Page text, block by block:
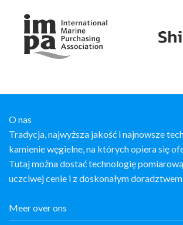
O nas
Tradycja, najwyższa jakość i najnowsze
kamienie węgielne, na których opiera się
Tutaj można dostać technologię
uczciwej cenie i z doskonałym doradztwem.
Meer over ons